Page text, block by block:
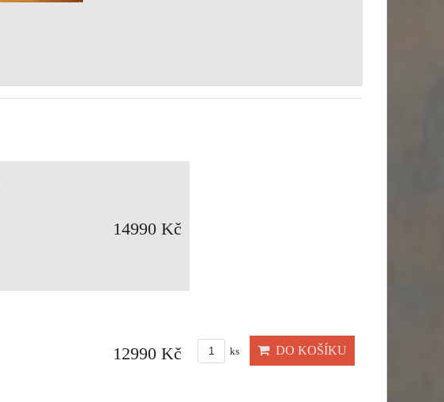
14990 Kč
12990 Kč ks DO KOŠÍKU